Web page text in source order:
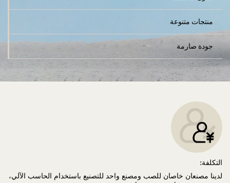
منتجات متنوعة
جودة صارمة
التكلفة:
لدينا مصنعان خاصان للصب ومصنع واحد للتصنيع باستخدام الحاسب الآلي،